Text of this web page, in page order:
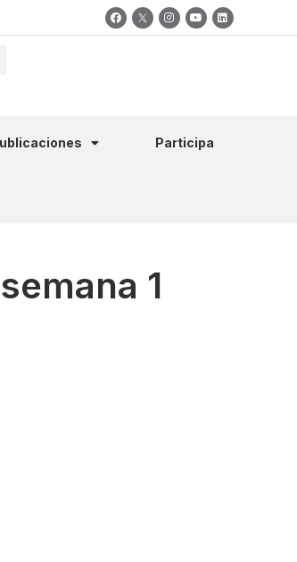
Participa
1